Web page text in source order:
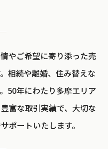
やご希望に寄り添った売
相続や離婚、住み替えな
50年にわたり多摩エリア
富な取引実績で、大切な
ポートいたします。